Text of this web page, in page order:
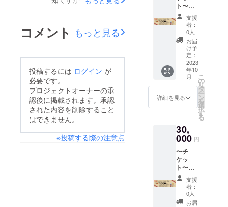
試しくださいませ。
が抑えられたり、アン
食後の消化促進などの
す♪クラウドファン
ディング価格でお値打
ちになっていますの
で、フワッと紅茶のよ
うな香りのするこちら
のコーヒー豆もぜひお
試しください！
ラーコーヒーと、焙煎
したてのコーヒー豆を
格段の違いがありま
す。焙煎したコーヒー
豆は時間の経過と比例
して酸化（劣化）し、
ます…。焙煎後はなる
コメント もっと見る
投稿するには ログイン が
必要です。
プロジェクトオーナーの承
認後に掲載されます。承認
された内容を削除すること
はできません。
※投稿する際の注意点
す。10
月後半
より遅
れるこ
とがあ
りまし
たら
メール
にて連
絡しま
す。ご
了承く
ださい
ませ。
ロ商品
概要 素
材 陶
器（セ
ラミッ
ク） サ
イズ
約
28cm/1
5cm/7.5
2024年
10月末
日＞ ※
お客様
都合に
よる返
金はで
きませ
ん。
12月22
日(金)＞
※使用有
効期限
は、
2025年
10月末
日で
す。 ※
返品お
金に換
金はで
裏面に
社印無
きもの
は無効
となり
ます。
シュレ
ス払い
でお支
払いく
ださ
い。 ※
店頭で
の引換
方法
は、プ
ロジェ
クト終
伝えい
たしま
受取期
限：
2023年
12月22
日(金)＞
※使用有
効期限
しま
す。 ※
お釣り
はでま
せんの
でご注
意くだ
さい。
例）
2160円
のお買
い物の
利用で
160円は
現金ま
たは
キャッ
シュレ
ス払い
でお支
払いく
ださ
ト〜
【2400
0円分の
チケッ
ト（500
円券を
枚）】
◇「ポ
トスま
めやさ
ん」で
ご利用
いただ
ケット
です。
店頭に
てお渡
しいた
しま
す。 ※
お釣り
はでま
せんの
支援
者：
0人
お届
け予
定：
2023
年10
月
詳細を見る
こ
の
リ
タ
ー
ン
を
選
択
す
る
30,
000 円
〜チ
ケッ
ト〜
【3600
0円分の
チケッ
ト（500
支援
者：
0人
お届